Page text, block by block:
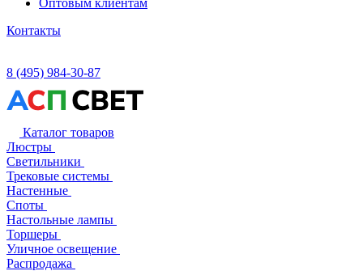
Оптовым клиентам
Контакты
8 (495) 984-30-87
Каталог товаров
Люстры
Светильники
Трековые системы
Настенные
Споты
Настольные лампы
Торшеры
Уличное освещение
Распродажа